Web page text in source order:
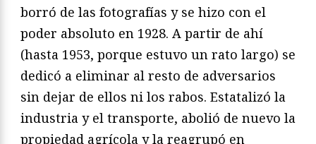
borró de las fotografías y se hizo con el
poder absoluto en 1928. A partir de ahí
(hasta 1953, porque estuvo un rato largo) se
dedicó a eliminar al resto de adversarios
sin dejar de ellos ni los rabos. Estatalizó la
industria y el transporte, abolió de nuevo la
propiedad agrícola y la reagrupó en